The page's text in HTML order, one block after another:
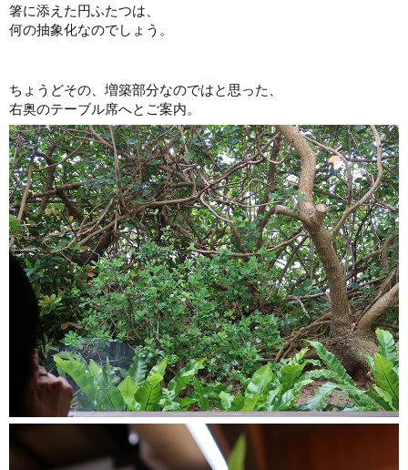
箸に添えた円ふたつは、
何の抽象化なのでしょう。
ちょうどその、増築部分なのではと思った、
右奥のテーブル席へとご案内。